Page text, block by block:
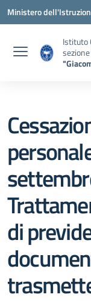
Vai ai contenuti
Vai al menu di
Vai al footer
Ministero
Istituto
di